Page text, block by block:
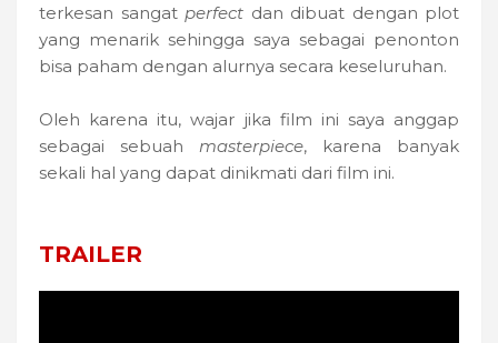
terkesan sangat perfect dan dibuat dengan plot
yang menarik sehingga saya sebagai penonton
bisa paham dengan alurnya secara keseluruhan.
Oleh karena itu, wajar jika film ini saya anggap
sebagai sebuah masterpiece, karena banyak
sekali hal yang dapat dinikmati dari film ini.
TRAILER